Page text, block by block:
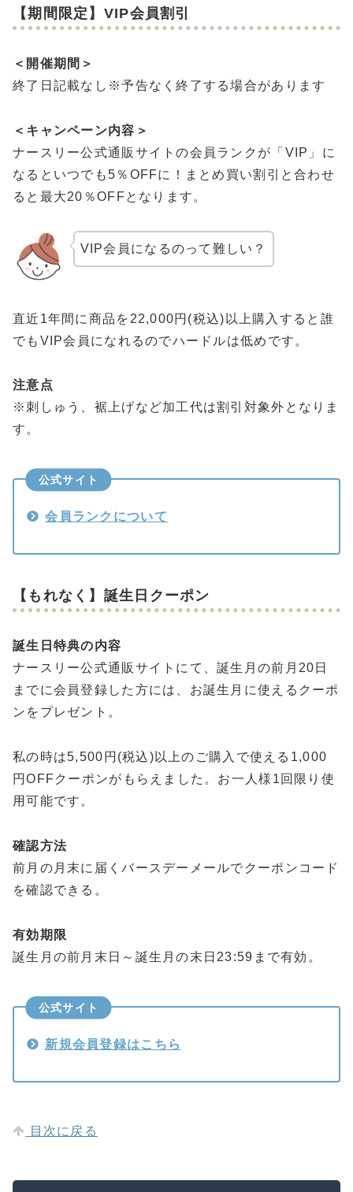
【期間限定】VIP会員割引
＜開催期間＞
終了日記載なし※予告なく終了する場合があります
＜キャンペーン内容＞
ナースリー公式通販サイトの会員ランクが「VIP」に
なるといつでも5％OFFに！まとめ買い割引と合わせ
ると最大20％OFFとなります。
VIP会員になるのって難しい？
直近1年間に商品を22,000円(税込)以上購入すると誰
でもVIP会員になれるのでハードルは低めです。
注意点
※刺しゅう、裾上げなど加工代は割引対象外となりま
す。
公式サイト
会員ランクについて
【もれなく】誕生日クーポン
誕生日特典の内容
ナースリー公式通販サイトにて、誕生月の前月20日
までに会員登録した方には、お誕生月に使えるクーポ
ンをプレゼント。
私の時は5,500円(税込)以上のご購入で使える1,000
円OFFクーポンがもらえました。お一人様1回限り使
用可能です。
確認方法
前月の月末に届くバースデーメールでクーポンコード
を確認できる。
有効期限
誕生月の前月末日～誕生月の末日23:59まで有効。
公式サイト
新規会員登録はこちら
目次に戻る